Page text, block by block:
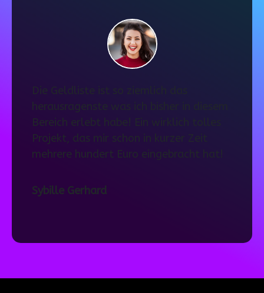
Die Geldliste ist so ziemlich das
herausragenste was ich bisher in diesem
Bereich erlebt habe! Ein wirklich tolles
Projekt, das mir schon in kurzer Zeit
mehrere hundert Euro eingebracht hat!
Sybille Gerhard